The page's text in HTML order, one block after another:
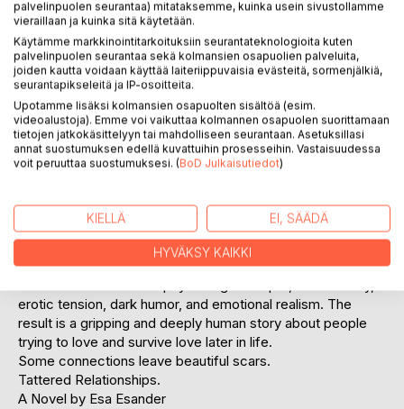
and meaning are already behind him, until he meets Emilia, a
charismatic and intelligent woman who awakens emotions
he thought had long disappeared. What begins as a hopeful
late-life romance slowly transforms into an addictive
emotional roller coaster filled with longing, erotic tension,
vulnerability, heartbreak, and obsession.
Set against the landscapes of Helsinki, Westend, Tampere,
Paris, and Cape Verde, the novel fearlessly explores
following topics.
Emotional dependency and jealousy.
Sexuality and intimacy after divorce.
Loneliness and the fear of abandonment.
The search for genuine human connection.
erotic tension, dark humor, and emotional realism. The
result is a gripping and deeply human story about people
trying to love and survive love later in life.
Some connections leave beautiful scars.
Tattered Relationships.
A Novel by Esa Esander
palvelinpuolen seurantaa) mitataksemme, kuinka usein sivustollamme
vieraillaan ja kuinka sitä käytetään.
Käytämme markkinointitarkoituksiin seurantateknologioita kuten
palvelinpuolen seurantaa sekä kolmansien osapuolien palveluita,
joiden kautta voidaan käyttää laiteriippuvaisia evästeitä, sormenjälkiä,
seurantapikseleitä ja IP-osoitteita.
Upotamme lisäksi kolmansien osapuolten sisältöä (esim.
videoalustoja). Emme voi vaikuttaa kolmannen osapuolen suorittamaan
tietojen jatkokäsittelyyn tai mahdolliseen seurantaan. Asetuksillasi
annat suostumuksen edellä kuvattuihin prosesseihin. Vastaisuudessa
voit peruuttaa suostumuksesi. (BoD Julkaisutiedot)
KIELLÄ EI, SÄÄDÄ
HYVÄKSY KAIKKI